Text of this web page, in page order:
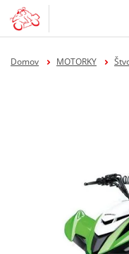
Domov MOTORKY